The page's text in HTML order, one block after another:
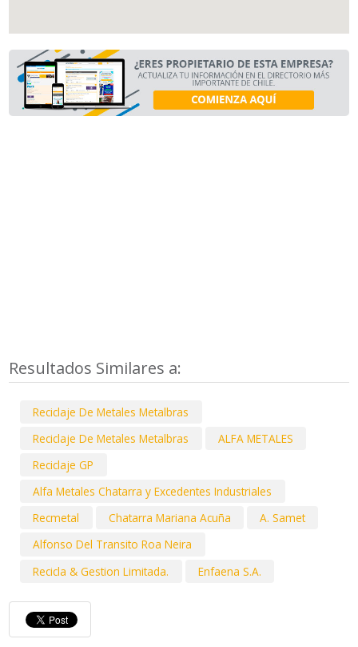
Resultados Similares a:
Reciclaje De Metales Metalbras
Reciclaje De Metales Metalbras
ALFA METALES
Reciclaje GP
Alfa Metales Chatarra y Excedentes Industriales
Recmetal
Chatarra Mariana Acuña
A. Samet
Alfonso Del Transito Roa Neira
Recicla & Gestion Limitada.
Enfaena S.A.